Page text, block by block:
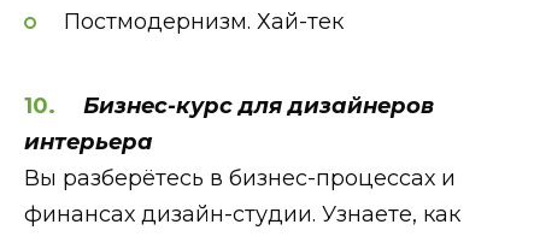
Постмодернизм. Хай-тек
Бизнес-курс для дизайнеров
интерьера
Вы разберётесь в бизнес-процессах и
финансах дизайн-студии. Узнаете, как